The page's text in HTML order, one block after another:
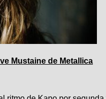
Mustaine de Metallica